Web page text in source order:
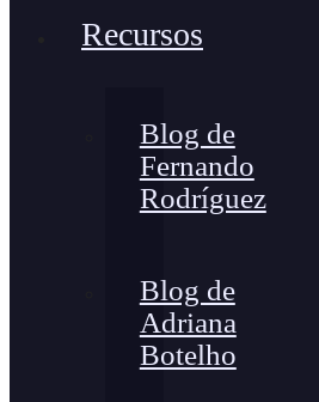
Recursos
Blog de
Fernando
Rodríguez
Blog de
Adriana
Botelho